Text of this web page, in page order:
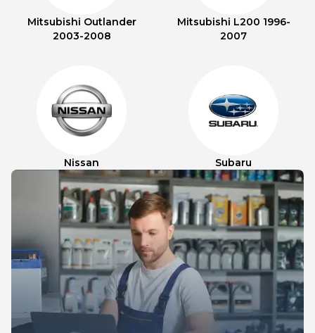
Mitsubishi Outlander
2003-2008
Mitsubishi L200 1996-
2007
Nissan Subaru